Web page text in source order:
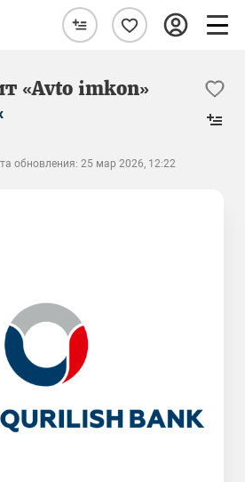
«Avto imkon»
обновления: 25 мар 2026, 12:22